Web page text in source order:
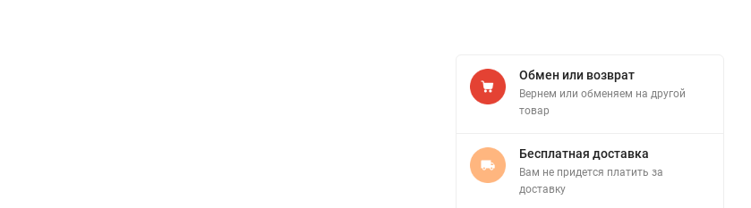
Обмен или возврат
Вернем или обменяем на другой
товар
Бесплатная доставка
Вам не придется платить за
доставку